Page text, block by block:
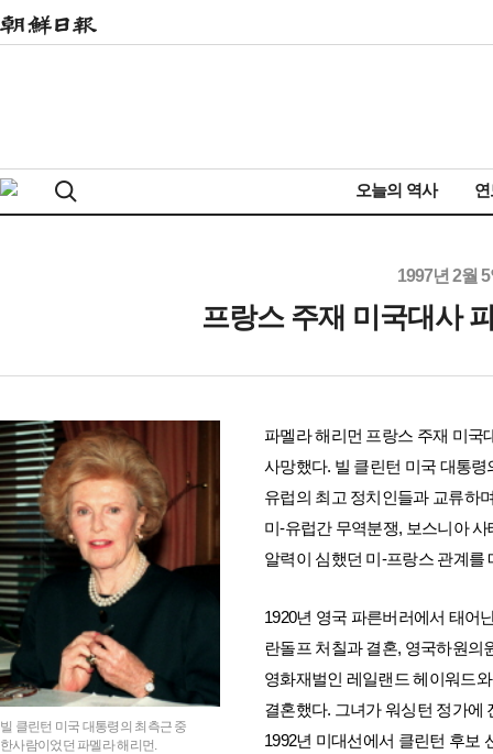
오늘의 역사
1997년 2월
프랑스 주재 미국대사
빌 클린턴 미국 대통령의 최측근 중
한사람이었던 파멜라 해리먼.
파멜라 해리먼 프랑스 주재 미국
사망했다. 빌 클린턴 미국 대통
유럽의 최고 정치인들과 교류하
미-유럽간 무역분쟁, 보스니아
알력이 심했던 미-프랑스 관계를
1920년 영국 파른버러에서 태어
란돌프 처칠과 결혼, 영국하원의
영화재벌인 레일랜드 헤이워드
결혼했다. 그녀가 워싱턴 정가에
1992년 미대선에서 클린턴 후보